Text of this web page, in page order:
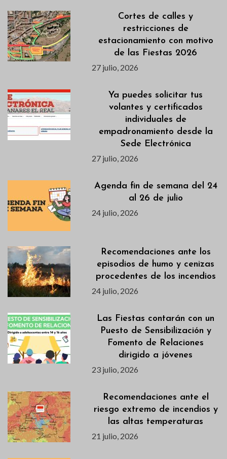
Cortes de calles y
restricciones de
estacionamiento con motivo
de las Fiestas 2026
27 julio, 2026
Ya puedes solicitar tus
volantes y certificados
individuales de
empadronamiento desde la
Sede Electrónica
27 julio, 2026
Agenda fin de semana del 24
al 26 de julio
24 julio, 2026
Recomendaciones ante los
episodios de humo y cenizas
procedentes de los incendios
24 julio, 2026
Las Fiestas contarán con un
Puesto de Sensibilización y
Fomento de Relaciones
dirigido a jóvenes
23 julio, 2026
Recomendaciones ante el
riesgo extremo de incendios y
las altas temperaturas
21 julio, 2026